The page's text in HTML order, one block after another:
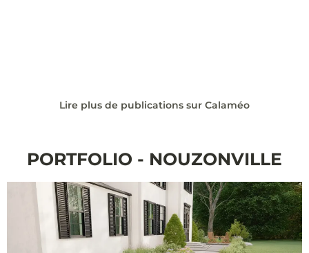
Lire plus de publications sur Calaméo
PORTFOLIO - NOUZONVILLE